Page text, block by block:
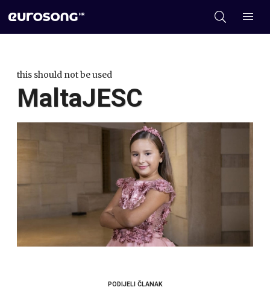
this should not be used
MaltaJESC
PODIJELI ČLANAK